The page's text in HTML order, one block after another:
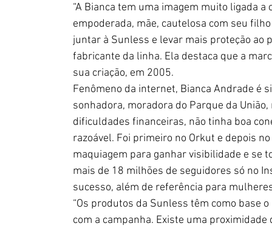
“A Bianca tem uma imagem muito ligada
empoderada, mãe, cautelosa com seu
juntar à Sunless e levar mais proteção ao
fabricante da linha. Ela destaca que a
sua criação, em 2005.
Fenômeno da internet, Bianca Andrade é
sonhadora, moradora do Parque da
dificuldades financeiras, não tinha boa
razoável. Foi primeiro no Orkut e depois
maquiagem para ganhar visibilidade e se
mais de 18 milhões de seguidores só no
sucesso, além de referência para
“Os produtos da Sunless têm como base
com a campanha. Existe uma